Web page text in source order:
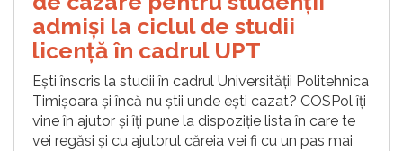
admiși la ciclul de studii
licență în cadrul UPT
Ești înscris la studii în cadrul Universității Politehnica
Timișoara și încă nu știi unde ești cazat? COSPol îți
vine în ajutor și îți pune la dispoziție lista în care te
vei regăsi și cu ajutorul căreia vei fi cu un pas mai